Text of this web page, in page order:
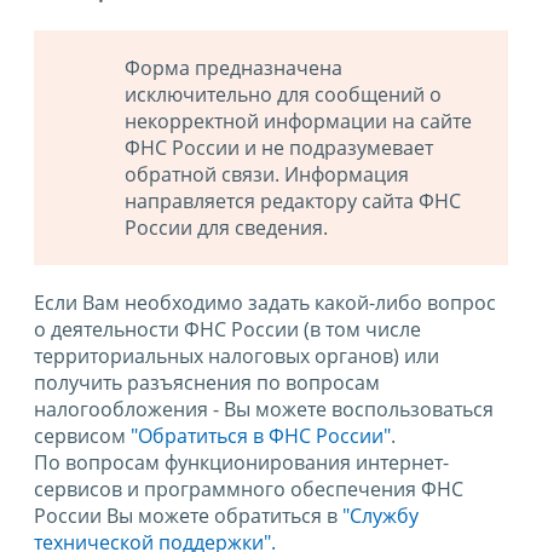
Форма предназначена
исключительно для сообщений о
некорректной информации на сайте
ФНС России и не подразумевает
обратной связи. Информация
направляется редактору сайта ФНС
России для сведения.
Если Вам необходимо задать какой-либо вопрос
о деятельности ФНС России (в том числе
территориальных налоговых органов) или
получить разъяснения по вопросам
налогообложения - Вы можете воспользоваться
сервисом "Обратиться в ФНС России".
По вопросам функционирования интернет-
сервисов и программного обеспечения ФНС
России Вы можете обратиться в "Службу
технической поддержки".